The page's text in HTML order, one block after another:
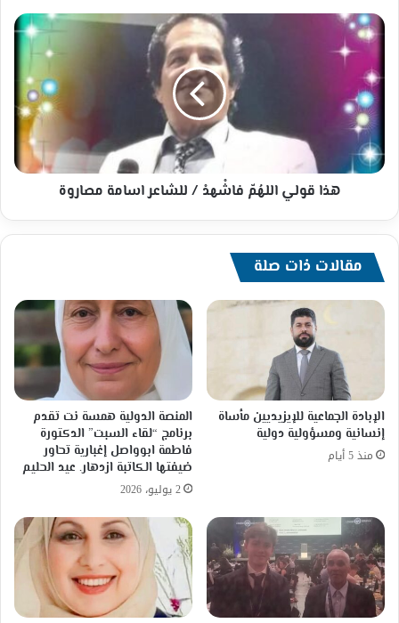
جودة
وأثر
واستدامة
المبادرات
المجتمعية
هذا
قولي
اللهُمّ
فاشْهدْ
للشاعر
اسامة
مصاروة
هذا قولي اللهُمّ فاشْهدْ / للشاعر اسامة مصاروة
مقالات ذات صلة
الإبادة الجماعية للإيزيديين مأساة
إنسانية ومسؤولية دولية
منذ 5 أيام
المنصة الدولية همسة نت تقدم
برنامج “لقاء السبت” الدكتورة
فاطمة ابوواصل إغبارية تحاور
ضيفتها الكاتبة ازدهار. عيد الحليم
2 يوليو، 2026